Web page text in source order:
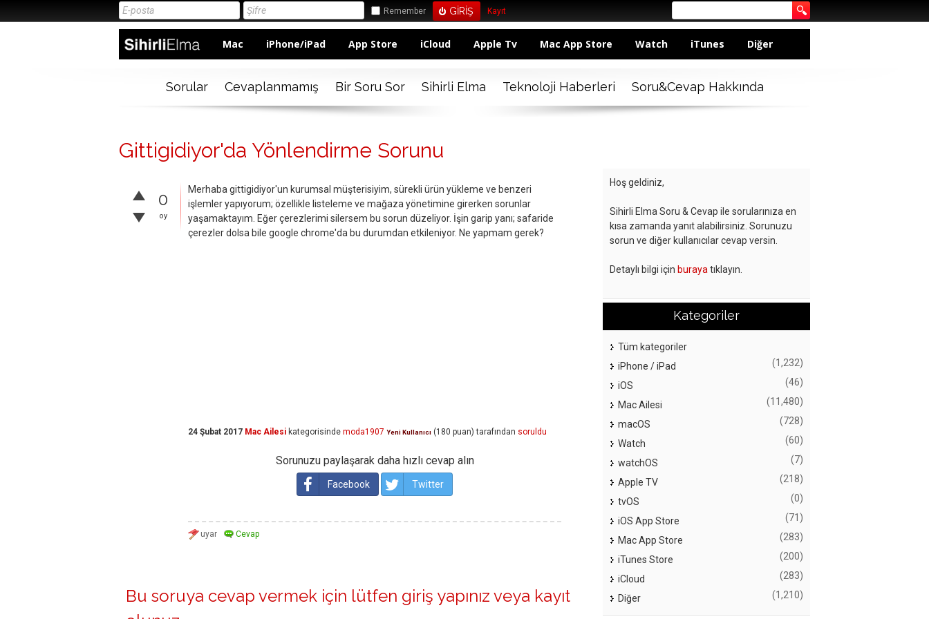
Remember Kayıt
Mac iPhone/iPad App Store iCloud Apple Tv Mac App Store Watch iTunes Diğer
Sorular Cevaplanmamış Bir Soru Sor Sihirli Elma Teknoloji Haberleri Soru&Cevap Hakkında
Gittigidiyor'da Yönlendirme Sorunu
0
oy
Merhaba gittigidiyor'un kurumsal müşterisiyim, sürekli ürün yükleme ve benzeri
işlemler yapıyorum; özellikle listeleme ve mağaza yönetimine girerken sorunlar
yaşamaktayım. Eğer çerezlerimi silersem bu sorun düzeliyor. İşin garip yanı; safaride
çerezler dolsa bile google chrome'da bu durumdan etkileniyor. Ne yapmam gerek?
24 Şubat 2017 Mac Ailesi kategorisinde moda1907 Yeni Kullanıcı (180 puan) tarafından soruldu
Sorunuzu paylaşarak daha hızlı cevap alın
Facebook Twitter
Bu soruya cevap vermek için lütfen giriş yapınız veya kayıt
Hoş geldiniz,
Sihirli Elma Soru & Cevap ile sorularınıza en
kısa zamanda yanıt alabilirsiniz. Sorunuzu
sorun ve diğer kullanıcılar cevap versin.
Detaylı bilgi için buraya tıklayın.
Kategoriler
Tüm kategoriler
iPhone / iPad
(1,232)
iOS (46)
Mac Ailesi (11,480)
macOS (728)
Watch (60)
watchOS (7)
Apple TV (218)
tvOS (0)
iOS App Store (71)
Mac App Store (283)
iTunes Store (200)
iCloud (283)
Diğer (1,210)